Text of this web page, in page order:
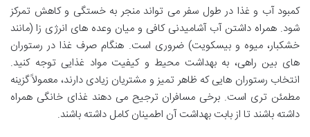
کمبود آب و غذا در طول سفر می تواند منجر به خستگی و کاهش تمرکز
شود. همراه داشتن آب آشامیدنی کافی و میان وعده های انرژی زا (مانند
خشکبار، میوه و بیسکویت) ضروری است. هنگام صرف غذا در رستوران
های بین راهی، به بهداشت محیط و کیفیت مواد غذایی توجه کنید.
انتخاب رستوران هایی که ظاهر تمیز و مشتریان زیادی دارند، معمولاً گزینه
مطمئن تری است. برخی مسافران ترجیح می دهند غذای خانگی همراه
داشته باشند تا از بابت بهداشت آن اطمینان کامل داشته باشند.